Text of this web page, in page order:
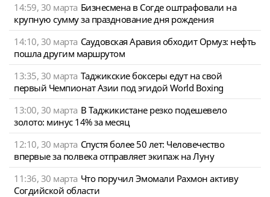
14:59, 30 марта Бизнесмена в Согде оштрафовали на
крупную сумму за празднование дня рождения
14:10, 30 марта Саудовская Аравия обходит Ормуз: нефть
пошла другим маршрутом
13:35, 30 марта Таджикские боксеры едут на свой
первый Чемпионат Азии под эгидой World Boxing
13:00, 30 марта В Таджикистане резко подешевело
золото: минус 14% за месяц
12:10, 30 марта Спустя более 50 лет: Человечество
впервые за полвека отправляет экипаж на Луну
11:36, 30 марта Что поручил Эмомали Рахмон активу
Согдийской области